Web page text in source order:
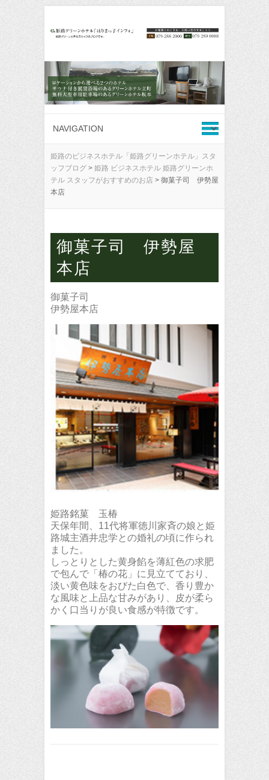
姫路のビジネスホテル「姫路グリーンホテル」スタ
ッフブログ > 姫路 ビジネスホテル 姫路グリーンホ
テル スタッフがおすすめのお店 > 御菓子司 伊勢屋
本店
御菓子司 伊勢屋
本店
御菓子司
伊勢屋本店
姫路銘菓 玉椿
天保年間、11代将軍徳川家斉の娘と姫
路城主酒井忠学との婚礼の頃に作られ
ました。
しっとりとした黄身餡を薄紅色の求肥
で包んで「椿の花」に見立てており、
淡い黄色味をおびた白色で、香り豊か
な風味と上品な甘みがあり、皮が柔ら
かく口当りが良い食感が特徴です。